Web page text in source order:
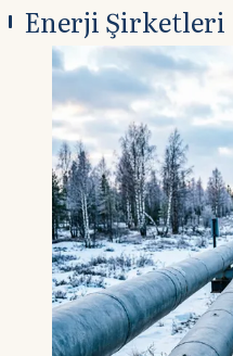
Enerji Şirketleri